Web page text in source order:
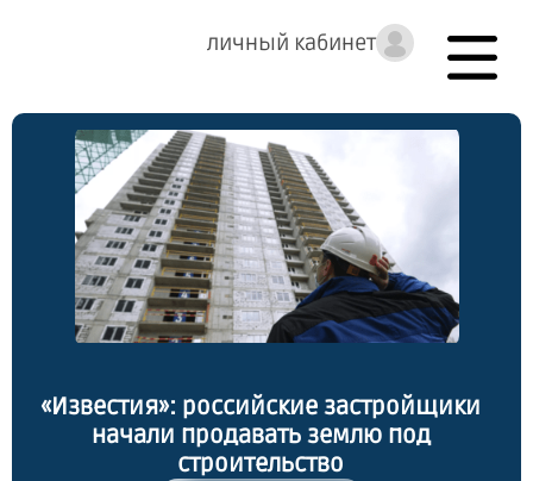
личный кабинет
«Известия»: российские застройщики
начали продавать землю под
строительство